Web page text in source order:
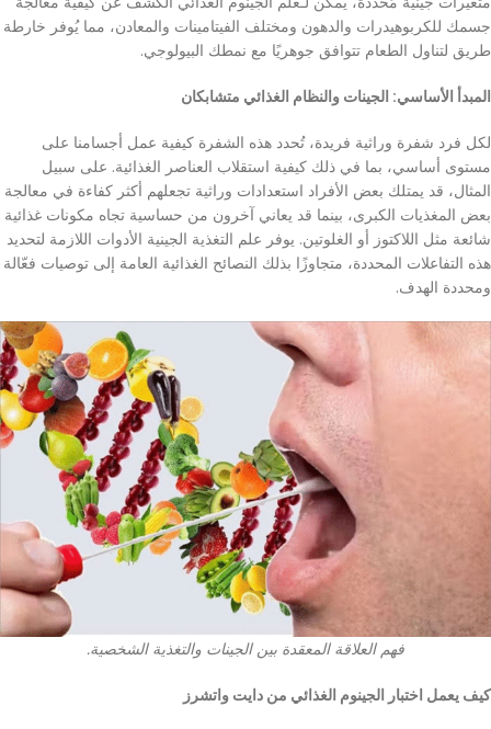
جسمك للكربوهيدرات والدهون ومختلف الفيتامينات والمعادن، مما يُوفر خارطة
طريق لتناول الطعام تتوافق جوهريًا مع نمطك البيولوجي.
المبدأ الأساسي: الجينات والنظام الغذائي متشابكان
لكل فرد شفرة وراثية فريدة، تُحدد هذه الشفرة كيفية عمل أجسامنا على
مستوى أساسي، بما في ذلك كيفية استقلاب العناصر الغذائية. على سبيل
المثال، قد يمتلك بعض الأفراد استعدادات وراثية تجعلهم أكثر كفاءة في معالجة
بعض المغذيات الكبرى، بينما قد يعاني آخرون من حساسية تجاه مكونات غذائية
شائعة مثل اللاكتوز أو الغلوتين. يوفر علم التغذية الجينية الأدوات اللازمة لتحديد
هذه التفاعلات المحددة، متجاوزًا بذلك النصائح الغذائية العامة إلى توصيات فعّالة
ومحددة الهدف.
فهم العلاقة المعقدة بين الجينات والتغذية الشخصية.
كيف يعمل اختبار الجينوم الغذائي من دايت واتشرز